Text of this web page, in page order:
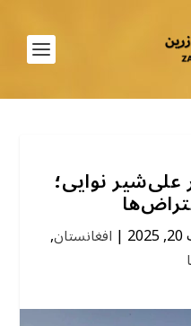
نوایی؛
| افغانستان,